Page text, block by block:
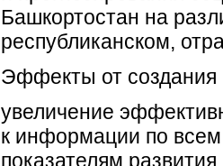
Башкортостан на
республиканском,
Эффекты от
увеличение
к информации по
показателям